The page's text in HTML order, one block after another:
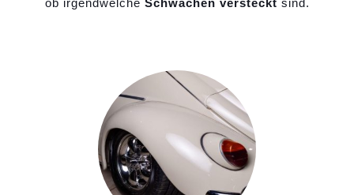
ob irgendwelche Schwächen versteckt sind.